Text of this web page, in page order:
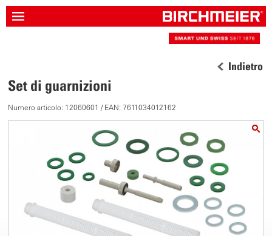
Indietro
Set di guarnizioni
Numero articolo: 12060601 / EAN: 7611034012162